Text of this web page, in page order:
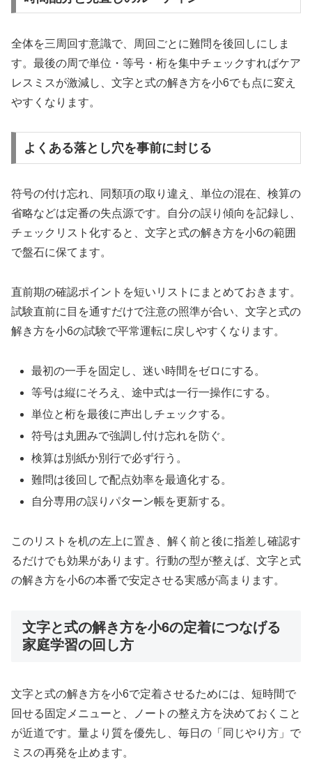
全体を三周回す意識で、周回ごとに難問を後回しにしま
す。最後の周で単位・等号・桁を集中チェックすればケア
レスミスが激減し、文字と式の解き方を小6でも点に変え
やすくなります。
よくある落とし穴を事前に封じる
符号の付け忘れ、同類項の取り違え、単位の混在、検算の
省略などは定番の失点源です。自分の誤り傾向を記録し、
チェックリスト化すると、文字と式の解き方を小6の範囲
で盤石に保てます。
直前期の確認ポイントを短いリストにまとめておきます。
試験直前に目を通すだけで注意の照準が合い、文字と式の
解き方を小6の試験で平常運転に戻しやすくなります。
最初の一手を固定し、迷い時間をゼロにする。
等号は縦にそろえ、途中式は一行一操作にする。
単位と桁を最後に声出しチェックする。
符号は丸囲みで強調し付け忘れを防ぐ。
検算は別紙か別行で必ず行う。
難問は後回しで配点効率を最適化する。
自分専用の誤りパターン帳を更新する。
このリストを机の左上に置き、解く前と後に指差し確認す
るだけでも効果があります。行動の型が整えば、文字と式
の解き方を小6の本番で安定させる実感が高まります。
文字と式の解き方を小6の定着につなげる
家庭学習の回し方
文字と式の解き方を小6で定着させるためには、短時間で
回せる固定メニューと、ノートの整え方を決めておくこと
が近道です。量より質を優先し、毎日の「同じやり方」で
ミスの再発を止めます。